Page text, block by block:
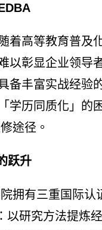
随着高等教育普及
以彰显企业领导
备丰富实战经验
「学历同质化」的
途径。
跃升
拥有三重国际认
研究方法提炼